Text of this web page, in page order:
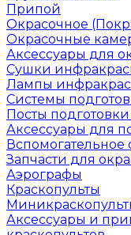
Припой
Окрасочное
Окрасочные
Аксессуары для
Сушки
Лампы
Системы
Посты
Аксессуары для
Вспомогательное
Запчасти для
Аэрографы
Краскопульты
Аксессуары и